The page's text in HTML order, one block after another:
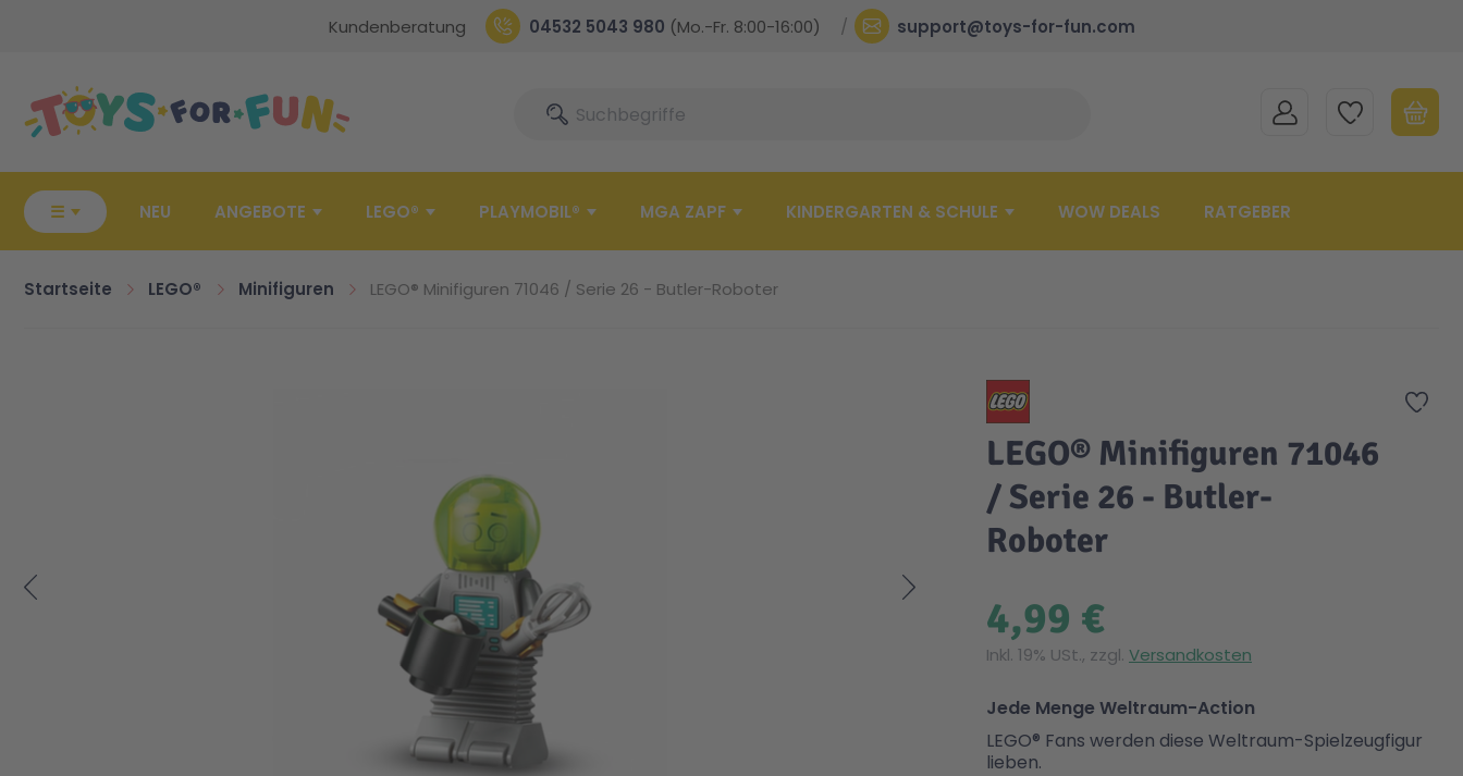
Kundenberatung 04532 5043 980 (Mo.-Fr. 8:00-16:00) support@toys-for-fun.com
SucheSuche MEIN KONTOMEINE WUNSCHLISTE
☰ NEU ANGEBOTE LEGO® PLAYMOBIL® MGA ZAPF KINDERGARTEN & SCHULE WOW DEALS RATGEBER
Startseite LEGO® Minifiguren LEGO® Minifiguren 71046 / Serie 26 - Butler-Roboter
Zur
LEGO® Minifiguren 71046
/ Serie 26 - Butler-
Roboter
4,99 €
Inkl. 19% USt., zzgl. Versandkosten
Jede Menge Weltraum-Action
LEGO® Fans werden diese Weltraum-Spielzeugfigur
lieben.